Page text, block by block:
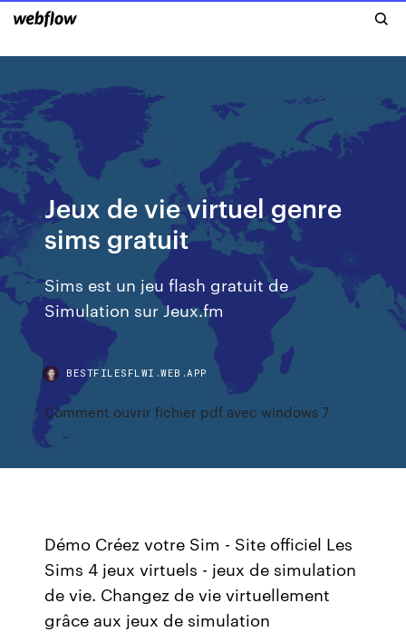
Jeux de vie virtuel genre
sims gratuit
Sims est un jeu flash gratuit de
Simulation sur Jeux.fm
BESTFILESFLWI.WEB.APP
Comment ouvrir fichier pdf avec windows 7
Démo Créez votre Sim - Site officiel Les
Sims 4 jeux virtuels - jeux de simulation
de vie. Changez de vie virtuellement
grâce aux jeux de simulation